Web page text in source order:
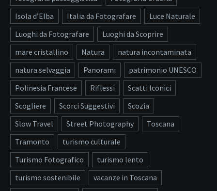
Isola d’Elba
Italia da Fotografare
Luce Naturale
Luoghi da Fotografare
Luoghi da Scoprire
mare cristallino
Natura
natura incontaminata
natura selvaggia
Panorami
patrimonio UNESCO
Polinesia Francese
Riflessi
Scatti Iconici
Scogliere
Scorci Suggestivi
Scozia
Slow Travel
Street Photography
Toscana
Tramonto
turismo culturale
Turismo Fotografico
turismo lento
turismo sostenibile
vacanze in Toscana